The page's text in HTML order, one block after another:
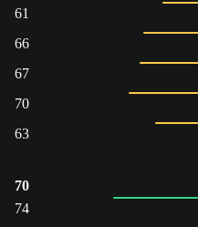
61
66
67
70
63
70
74